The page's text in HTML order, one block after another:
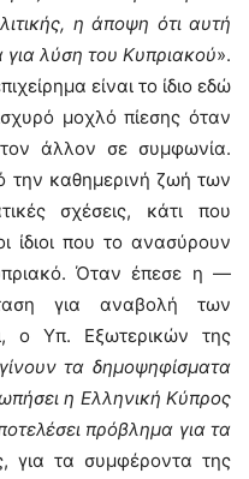
η άποψη ότι αυτή
για λύση του Κυπριακού».
είναι το ίδιο εδώ
μοχλό πίεσης όταν
άλλον σε συμφωνία.
την καθημερινή ζωή των
σχέσεις, κάτι που
ίδιοι που το ανασύρουν
Όταν έπεσε η —
για αναβολή των
ο Υπ. Εξωτερικών της
τα δημοψηφίσματα
η Ελληνική Κύπρος
πρόβλημα για τα
για τα συμφέροντα της